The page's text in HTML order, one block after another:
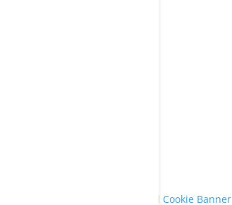
WordPress Cookie Plugin von Real Cookie Banner